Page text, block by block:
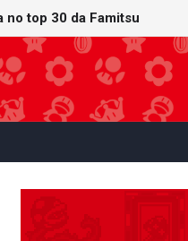
atualização gráfica exclusiva